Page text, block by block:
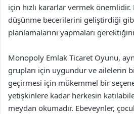
için hızlı kararlar vermek
düşünme becerilerini geliştirdiği
planlamalarını yapmaları
Monopoly Emlak Ticaret Oyunu,
grupları için uygundur ve ailelerin
geçirmesi için mükemmel bir
yetişkinlere kadar herkesin
meydan okumadır. Ebeveynler,